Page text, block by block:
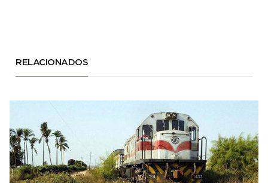
RELACIONADOS